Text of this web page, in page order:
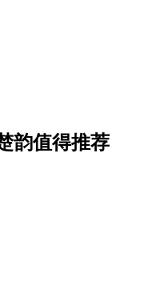
韵值得推荐